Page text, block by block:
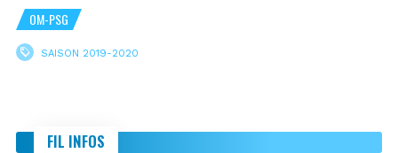
OM-PSG
SAISON 2019-2020
FIL INFOS